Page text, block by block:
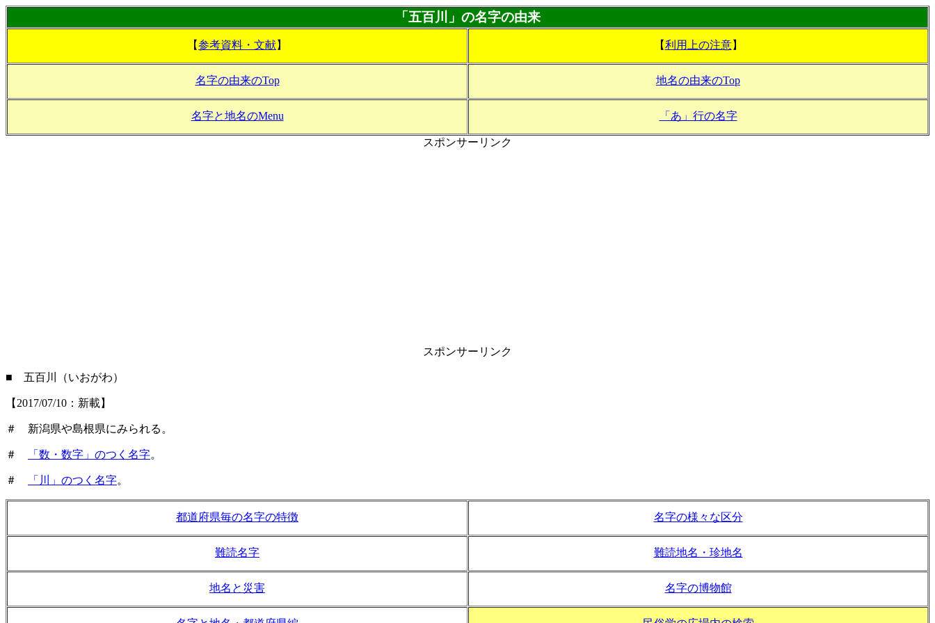
「五百川」の名字の由来
【参考資料・文献】 【利用上の注意】
名字の由来のTop 地名の由来のTop
名字と地名のMenu 「あ」行の名字
スポンサーリンク
スポンサーリンク
■ 五百川（いおがわ）
【2017/07/10：新載】
＃ 新潟県や島根県にみられる。
＃ 「数・数字」のつく名字。
＃ 「川」のつく名字。
都道府県毎の名字の特徴 名字の様々な区分
難読名字 難読地名・珍地名
地名と災害 名字の博物館